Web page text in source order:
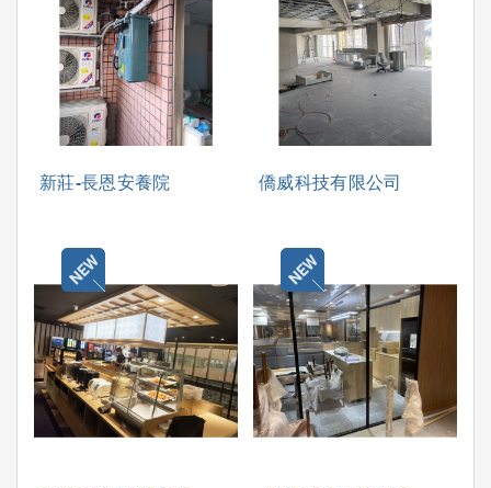
新莊-長恩安養院 僑威科技有限公司